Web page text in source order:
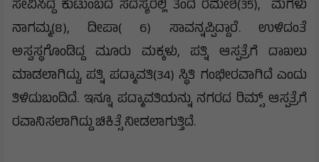
ಸೇವಿಸಿದ್ದ ಕುಟುಂಬದ ಸದಸ್ಯರಲ್ಲಿ ತಂದೆ ರಮೇಶ(35), ಮಗಳು
ನಾಗಮ್ಮ(8), ದೀಪಾ( 6) ಸಾವನ್ನಪ್ಪಿದ್ದಾರೆ. ಉಳಿದಂತೆ
ಅಸ್ವಸ್ಥಗೊಂಡಿದ್ದ ಮೂರು ಮಕ್ಕಳು, ಪತ್ನಿ ಆಸ್ಪತ್ರೆಗೆ ದಾಖಲು
ಮಾಡಲಾಗಿದ್ದು, ಪತ್ನಿ ಪದ್ಮಾವತಿ(34) ಸ್ಥಿತಿ ಗಂಭೀರವಾಗಿದೆ ಎಂದು
ತಿಳಿದುಬಂದಿದೆ. ಇನ್ನೂ ಪದ್ಮಾವತಿಯನ್ನು ನಗರದ ರಿಮ್ಸ್ ಆಸ್ಪತ್ರೆಗೆ
ರವಾನಿಸಲಾಗಿದ್ದು ಚಿಕಿತ್ಸೆ ನೀಡಲಾಗುತ್ತಿದೆ.